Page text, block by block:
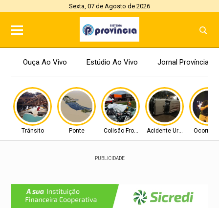
Sexta, 07 de Agosto de 2026
Ouça Ao Vivo Estúdio Ao Vivo Jornal Província
Trânsito Ponte Colisão Frontal Acidente Urbano
PUBLICIDADE